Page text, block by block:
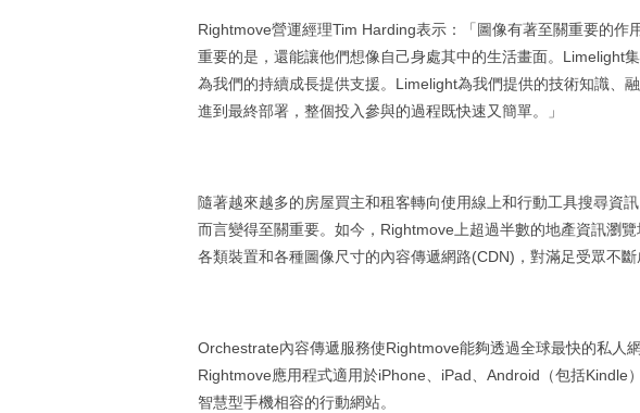
Rightmove營運經理Tim Harding表示：「圖像有著至關重要的作
重要的是，還能讓他們想像自己身處其中的生活畫面。Limelight
為我們的持續成長提供支援。Limelight為我們提供的技術知識、
進到最終部署，整個投入參與的過程既快速又簡單。」
隨著越來越多的房屋買主和租客轉向使用線上和行動工具搜尋資
而言變得至關重要。如今，Rightmove上超過半數的地產資訊瀏
各類裝置和各種圖像尺寸的內容傳遞網路(CDN)，對滿足受眾不斷
Orchestrate內容傳遞服務使Rightmove能夠透過全球最快的私人
Rightmove應用程式適用於iPhone、iPad、Android（包括Kindle
智慧型手機相容的行動網站。